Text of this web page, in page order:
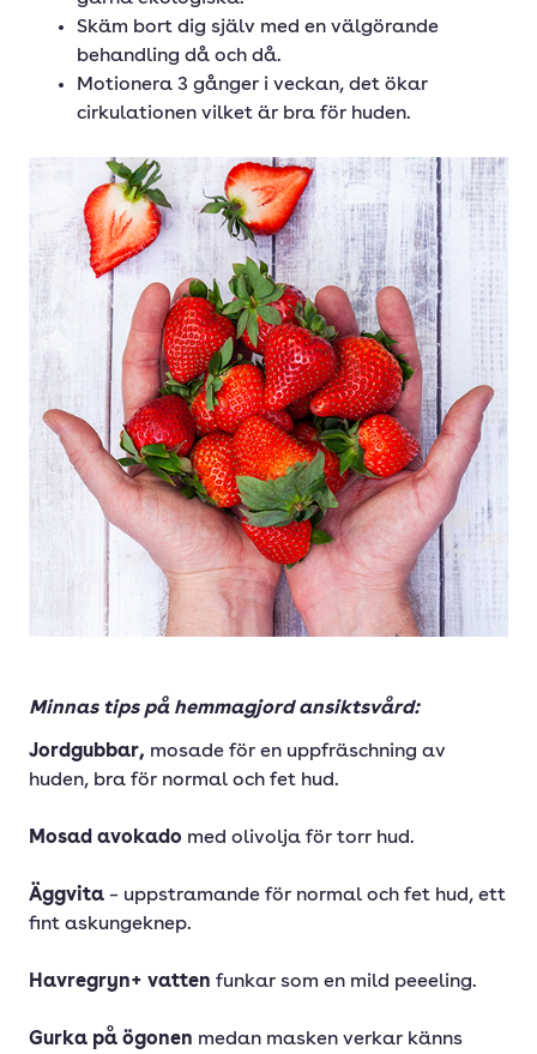
Skäm bort dig själv med en välgörande
behandling då och då.
Motionera 3 gånger i veckan, det ökar
cirkulationen vilket är bra för huden.
Minnas tips på hemmagjord ansiktsvård:
Jordgubbar, mosade för en uppfräschning av
huden, bra för normal och fet hud.
Mosad avokado med olivolja för torr hud.
Äggvita – uppstramande för normal och fet hud, ett
fint askungeknep.
Havregryn+ vatten funkar som en mild peeeling.
Gurka på ögonen medan masken verkar känns